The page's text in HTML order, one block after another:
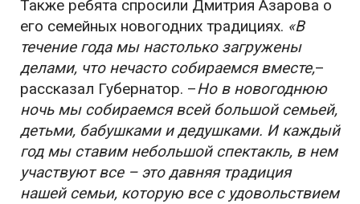
Также ребята спросили Дмитрия Азарова о
его семейных новогодних традициях. «В
течение года мы настолько загружены
делами, что нечасто собираемся вместе,–
рассказал Губернатор. –Но в новогоднюю
ночь мы собираемся всей большой семьей,
детьми, бабушками и дедушками. И каждый
год мы ставим небольшой спектакль, в нем
участвуют все – это давняя традиция
нашей семьи, которую все с удовольствием